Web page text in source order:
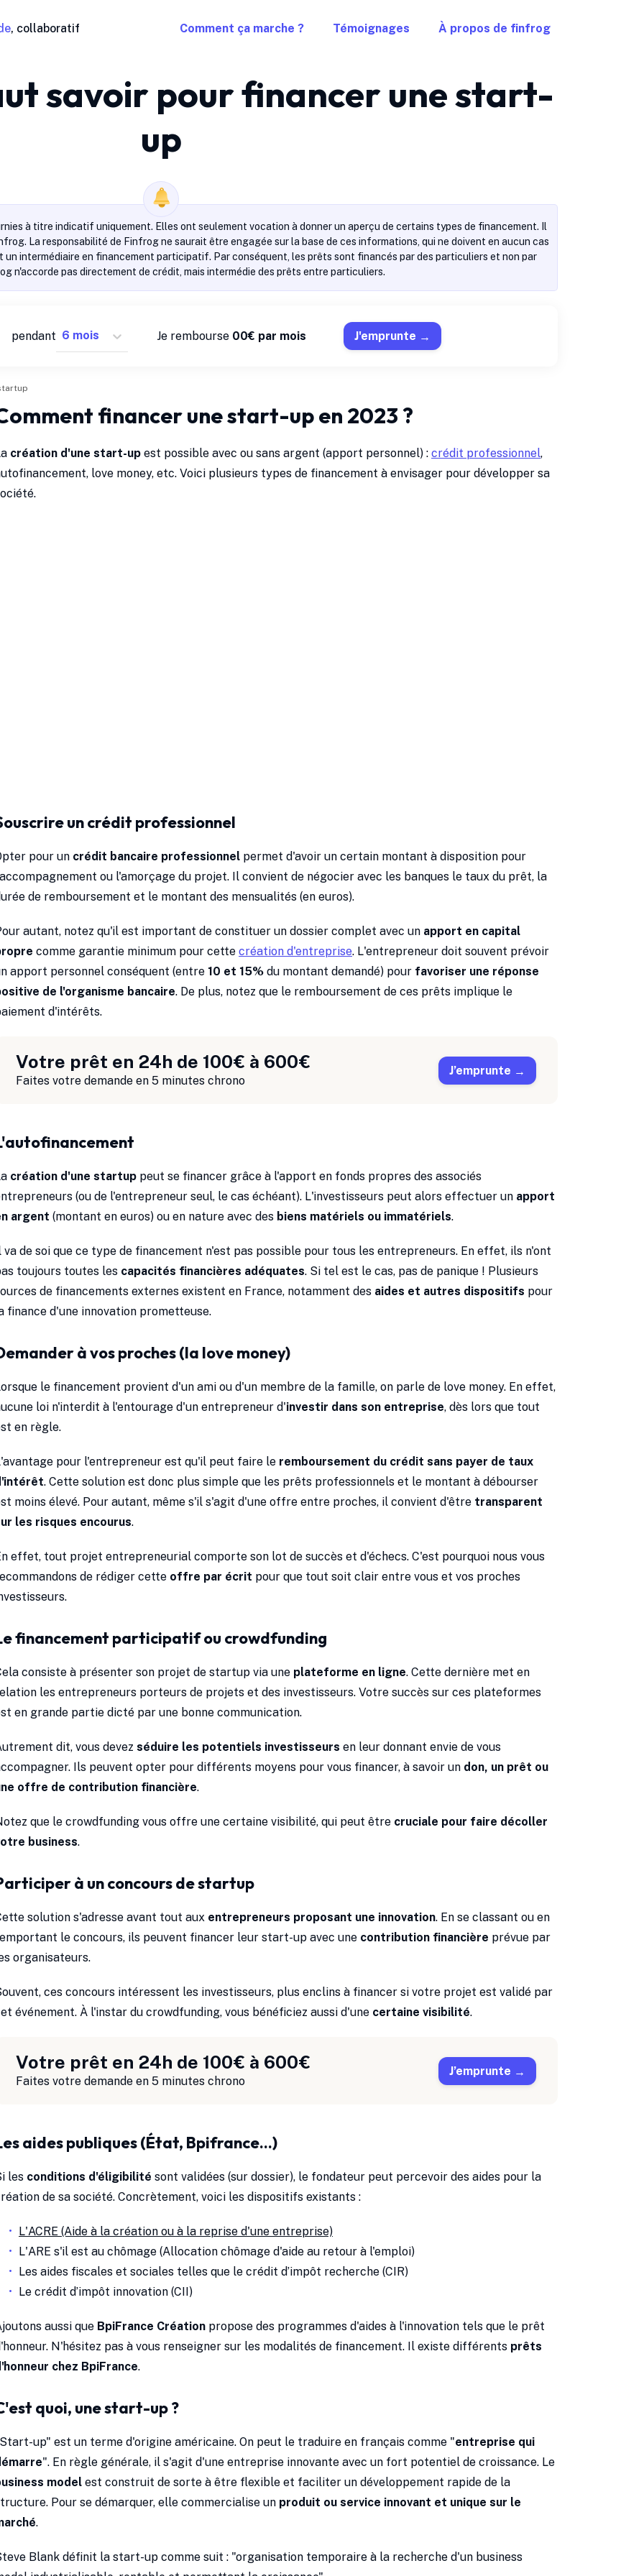
, collaboratif Comment ça marche ? Témoignages À propos de finfrog
savoir pour financer une start-
up
à titre indicatif uniquement. Elles ont seulement vocation à donner un aperçu de certains types de financement. Il
La responsabilité de Finfrog ne saurait être engagée sur la base de ces informations, qui ne doivent en aucun cas
un intermédiaire en financement participatif. Par conséquent, les prêts sont financés par des particuliers et non par
n'accorde pas directement de crédit, mais intermédie des prêts entre particuliers.
pendant J'emprunte
Je rembourse 00€ par mois
financer une start-up en 2023 ?
création d'une start-up est possible avec ou sans argent (apport personnel) : crédit professionnel,
love money, etc. Voici plusieurs types de financement à envisager pour développer sa
un crédit professionnel
pour un crédit bancaire professionnel permet d'avoir un certain montant à disposition pour
ou l'amorçage du projet. Il convient de négocier avec les banques le taux du prêt, la
de remboursement et le montant des mensualités (en euros).
autant, notez qu'il est important de constituer un dossier complet avec un apport en capital
comme garantie minimum pour cette création d'entreprise. L'entrepreneur doit souvent prévoir
apport personnel conséquent (entre 10 et 15% du montant demandé) pour favoriser une réponse
de l'organisme bancaire. De plus, notez que le remboursement de ces prêts implique le
d'intérêts.
Votre prêt en 24h de 100€ à 600€
Faites votre demande en 5 minutes chrono
J’emprunte
création d'une startup peut se financer grâce à l'apport en fonds propres des associés
(ou de l'entrepreneur seul, le cas échéant). L'investisseurs peut alors effectuer un apport
argent (montant en euros) ou en nature avec des biens matériels ou immatériels.
va de soi que ce type de financement n'est pas possible pour tous les entrepreneurs. En effet, ils n'ont
toujours toutes les capacités financières adéquates. Si tel est le cas, pas de panique ! Plusieurs
de financements externes existent en France, notamment des aides et autres dispositifs pour
finance d'une innovation prometteuse.
à vos proches (la love money)
le financement provient d'un ami ou d'un membre de la famille, on parle de love money. En effet,
loi n'interdit à l'entourage d'un entrepreneur d'investir dans son entreprise, dès lors que tout
en règle.
pour l'entrepreneur est qu'il peut faire le remboursement du crédit sans payer de taux
. Cette solution est donc plus simple que les prêts professionnels et le montant à débourser
moins élevé. Pour autant, même s'il s'agit d'une offre entre proches, il convient d'être transparent
les risques encourus.
effet, tout projet entrepreneurial comporte son lot de succès et d'échecs. C'est pourquoi nous vous
de rédiger cette offre par écrit pour que tout soit clair entre vous et vos proches
financement participatif ou crowdfunding
consiste à présenter son projet de startup via une plateforme en ligne. Cette dernière met en
les entrepreneurs porteurs de projets et des investisseurs. Votre succès sur ces plateformes
en grande partie dicté par une bonne communication.
dit, vous devez séduire les potentiels investisseurs en leur donnant envie de vous
Ils peuvent opter pour différents moyens pour vous financer, à savoir un don, un prêt ou
offre de contribution financière.
que le crowdfunding vous offre une certaine visibilité, qui peut être cruciale pour faire décoller
business.
à un concours de startup
solution s'adresse avant tout aux entrepreneurs proposant une innovation. En se classant ou en
le concours, ils peuvent financer leur start-up avec une contribution financière prévue par
organisateurs.
ces concours intéressent les investisseurs, plus enclins à financer si votre projet est validé par
événement. À l'instar du crowdfunding, vous bénéficiez aussi d'une certaine visibilité.
Votre prêt en 24h de 100€ à 600€
Faites votre demande en 5 minutes chrono
J’emprunte
aides publiques (État, Bpifrance...)
les conditions d'éligibilité sont validées (sur dossier), le fondateur peut percevoir des aides pour la
de sa société. Concrètement, voici les dispositifs existants :
L'ACRE (Aide à la création ou à la reprise d'une entreprise)
L'ARE s'il est au chômage (Allocation chômage d'aide au retour à l'emploi)
Les aides fiscales et sociales telles que le crédit d’impôt recherche (CIR)
Le crédit d’impôt innovation (CII)
aussi que BpiFrance Création propose des programmes d'aides à l'innovation tels que le prêt
N'hésitez pas à vous renseigner sur les modalités de financement. Il existe différents prêts
chez BpiFrance.
quoi, une start-up ?
up" est un terme d'origine américaine. On peut le traduire en français comme "entreprise qui
". En règle générale, il s'agit d'une entreprise innovante avec un fort potentiel de croissance. Le
model est construit de sorte à être flexible et faciliter un développement rapide de la
Pour se démarquer, elle commercialise un produit ou service innovant et unique sur le
.
Blank définit la start-up comme suit : "organisation temporaire à la recherche d'un business